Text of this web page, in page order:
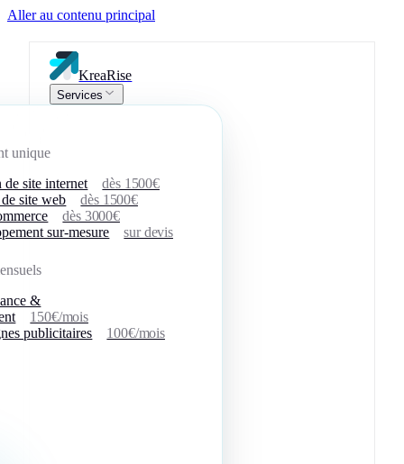
Aller au contenu principal
KreaRise
Services
unique
de site internet
dès 1500€
site web
dès 1500€
dès 3000€
sur-mesure
sur devis
&
150€/mois
publicitaires
100€/mois